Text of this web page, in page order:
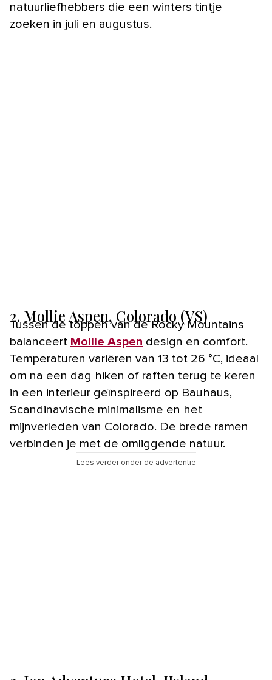
natuurliefhebbers die een winters tintje
zoeken in juli en augustus.
2. Mollie Aspen, Colorado (VS)
Tussen de toppen van de Rocky Mountains
balanceert Mollie Aspen design en comfort.
Temperaturen variëren van 13 tot 26 °C, ideaal
om na een dag hiken of raften terug te keren
in een interieur geïnspireerd op Bauhaus,
Scandinavische minimalisme en het
mijnverleden van Colorado. De brede ramen
verbinden je met de omliggende natuur.
Lees verder onder de advertentie